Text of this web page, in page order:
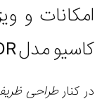
امکانات و
کاسیو مدل GST-B600D-1ADR
در کنارطراحی